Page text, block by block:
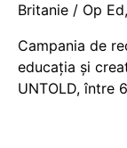
Britanie / Op
Campania de
educația și
UNTOLD, între